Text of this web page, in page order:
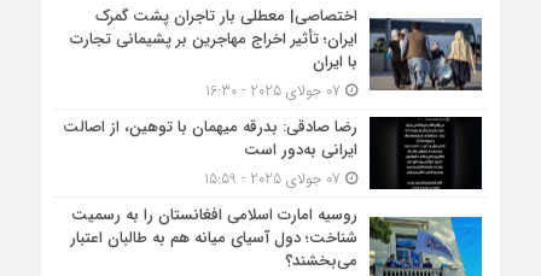
اختصاصی| معطلی بار تاجران پشت گمرک
ایران؛ تأثیر اخراج مهاجرین بر پشیمانی تجارت
با ایران
رضا صادقی: بدرقه میهمان با توهین، از اصالت
ایرانی به‌دور است
روسیه امارت اسلامی افغانستان را به رسمیت
شناخت؛ دول آسیای میانه هم به طالبان اعتبار
می‎‌بخشند؟